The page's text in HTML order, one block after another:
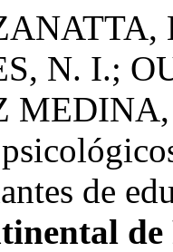
N. I.;
de
de